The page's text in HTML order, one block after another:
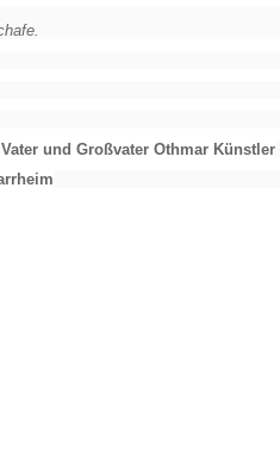
und Großvater Othmar Künstler